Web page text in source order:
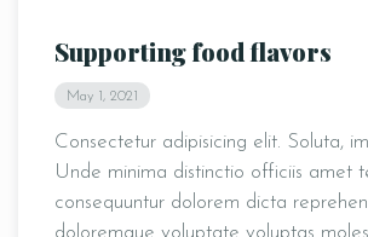
Supporting food flavors
May 1, 2021
Consectetur adipisicing elit. Soluta,
Unde minima distinctio officiis amet
consequuntur dolorem dicta
doloremque voluptate voluptas